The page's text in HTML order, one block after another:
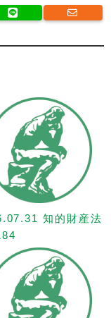
知的財産法